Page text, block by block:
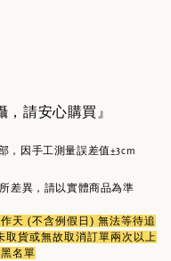
，請安心購買』
，因手工測量誤差值±3cm
差異，請以實體商品為準
天 (不含例假日) 無法等待追
取貨或無故取消訂單兩次以上
名單